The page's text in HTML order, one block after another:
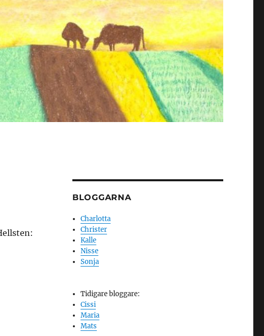
BLOGGARNA
Charlotta
Christer
Kalle
Nisse
Sonja
Tidigare bloggare:
Cissi
Maria
Mats